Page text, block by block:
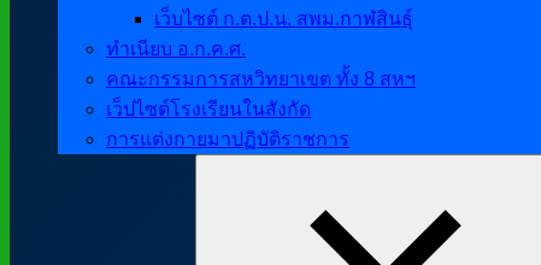
เว็บไซต์ ก.ต.ป.น. สพม.กาฬสินธุ์
ทำเนียบ อ.ก.ค.ศ.
คณะกรรมการสหวิทยาเขต ทั้ง 8 สหฯ
เว็ปไซต์โรงเรียนในสังกัด
การแต่งกายมาปฏิบัติราชการ